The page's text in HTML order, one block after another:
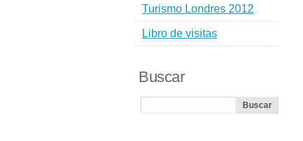
Turismo Londres 2012
Libro de visitas
Buscar